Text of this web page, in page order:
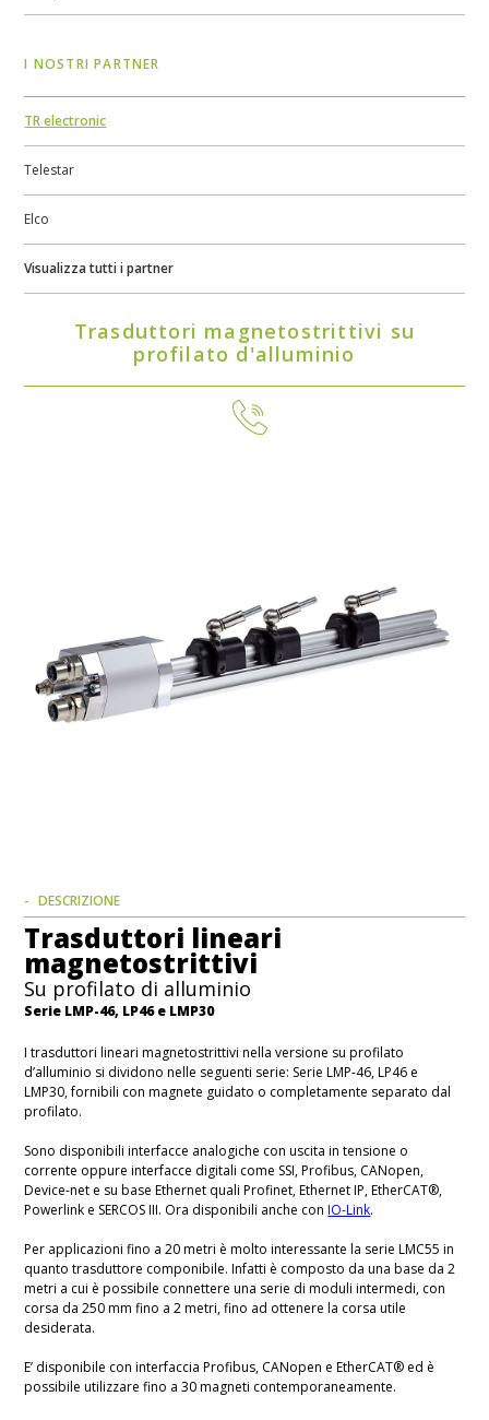
I NOSTRI PARTNER
TR electronic
Telestar
Elco
Visualizza tutti i partner
Trasduttori magnetostrittivi su
profilato d'alluminio
DESCRIZIONE
Trasduttori lineari
magnetostrittivi
Su profilato di alluminio
Serie LMP-46, LP46 e LMP30
I trasduttori lineari magnetostrittivi nella versione su profilato
d’alluminio si dividono nelle seguenti serie: Serie LMP-46, LP46 e
LMP30, fornibili con magnete guidato o completamente separato dal
profilato.
Sono disponibili interfacce analogiche con uscita in tensione o
corrente oppure interfacce digitali come SSI, Profibus, CANopen,
Device-net e su base Ethernet quali Profinet, Ethernet IP, EtherCAT®,
Powerlink e SERCOS III. Ora disponibili anche conIO-Link.
Per applicazioni fino a 20 metri è molto interessante la serie LMC55 in
quanto trasduttore componibile. Infatti è composto da una base da 2
metri a cui è possibile connettere una serie di moduli intermedi, con
corsa da 250 mm fino a 2 metri, fino ad ottenere la corsa utile
desiderata.
E’ disponibile con interfaccia Profibus, CANopen e EtherCAT® ed è
possibile utilizzare fino a 30 magneti contemporaneamente.